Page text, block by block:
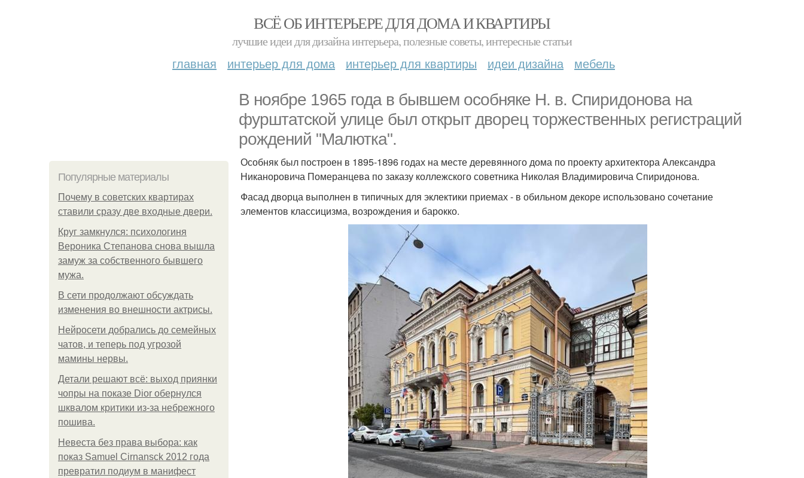
ВСЁ ОБ ИНТЕРЬЕРЕ ДЛЯ ДОМА И КВАРТИРЫ
лучшие идеи для дизайна интерьера, полезные советы, интересные статьи
главная интерьер для дома интерьер для квартиры идеи дизайна мебель
В ноябре 1965 года в бывшем особняке Н. в. Спиридонова на
фурштатской улице был открыт дворец торжественных регистраций
рождений "Малютка".
Популярные материалы
Почему в советских квартирах
ставили сразу две входные двери.
Круг замкнулся: психологиня
Вероника Степанова снова вышла
замуж за собственного бывшего
мужа.
В сети продолжают обсуждать
изменения во внешности актрисы.
Нейросети добрались до семейных
чатов, и теперь под угрозой
мамины нервы.
Детали решают всё: выход приянки
чопры на показе Dior обернулся
шквалом критики из-за небрежного
пошива.
Невеста без права выбора: как
показ Samuel Cirnansck 2012 года
превратил подиум в манифест
Особняк был построен в 1895-1896 годах на месте деревянного дома по проекту архитектора Александра
Никаноровича Померанцева по заказу коллежского советника Николая Владимировича Спиридонова.
Фасад дворца выполнен в типичных для эклектики приемах - в обильном декоре использовано сочетание
элементов классицизма, возрождения и барокко.